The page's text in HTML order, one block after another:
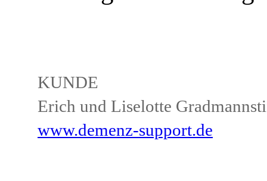
KUNDE
Erich und Liselotte
www.demenz-support.de